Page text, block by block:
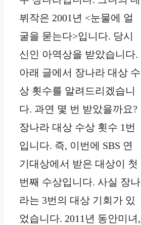
뷔작은 2001년 <눈물에 얼
굴을 묻는다>입니다. 당시
신인 아역상을 받았습니다.
아래 글에서 장나라 대상 수
상 횟수를 알려드리겠습니
다. 과연 몇 번 받았을까요?
장나라 대상 수상 횟수 1번
입니다. 즉, 이번에 SBS 연
기대상에서 받은 대상이 첫
번째 수상입니다. 사실 장나
라는 3번의 대상 기회가 있
었습니다. 2011년 동안미녀,